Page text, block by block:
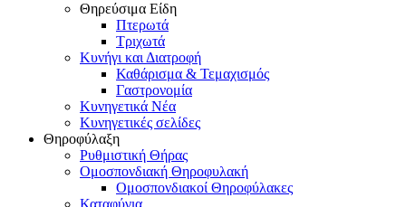
Θηρεύσιμα Είδη
Πτερωτά
Τριχωτά
Κυνήγι και Διατροφή
Καθάρισμα & Τεμαχισμός
Γαστρονομία
Κυνηγετικά Νέα
Κυνηγετικές σελίδες
Θηροφύλαξη
Ρυθμιστική Θήρας
Ομοσπονδιακή Θηροφυλακή
Oμοσπονδιακοί Θηροφύλακες
Καταφύγια